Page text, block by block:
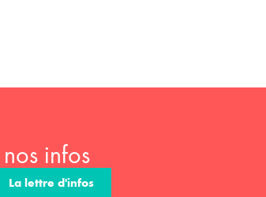
infos
La lettre d'infos